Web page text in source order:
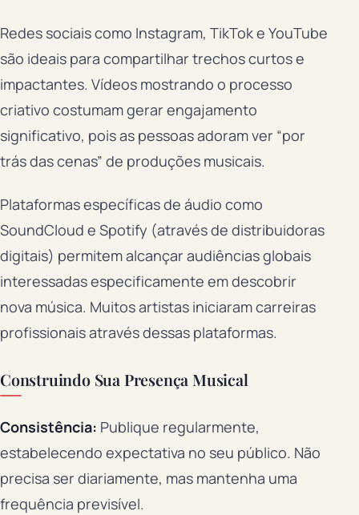
Redes sociais como Instagram, TikTok e YouTube
são ideais para compartilhar trechos curtos e
impactantes. Vídeos mostrando o processo
criativo costumam gerar engajamento
significativo, pois as pessoas adoram ver “por
trás das cenas” de produções musicais.
Plataformas específicas de áudio como
SoundCloud e Spotify (através de distribuidoras
digitais) permitem alcançar audiências globais
interessadas especificamente em descobrir
nova música. Muitos artistas iniciaram carreiras
profissionais através dessas plataformas.
Construindo Sua Presença Musical
Consistência: Publique regularmente,
estabelecendo expectativa no seu público. Não
precisa ser diariamente, mas mantenha uma
frequência previsível.